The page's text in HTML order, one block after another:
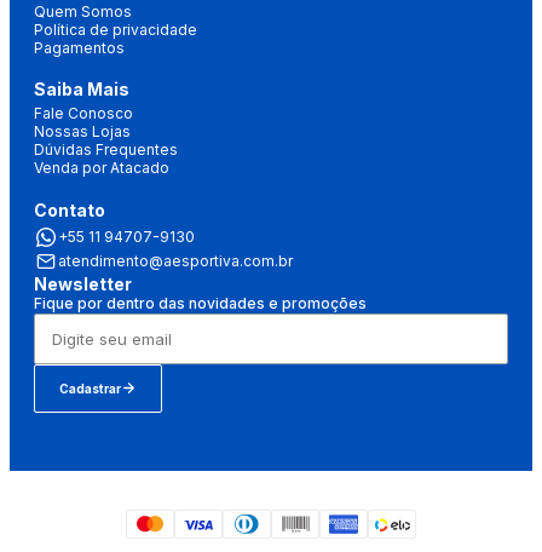
Quem Somos
Política de privacidade
Pagamentos
Saiba Mais
Fale Conosco
Nossas Lojas
Dúvidas Frequentes
Venda por Atacado
Contato
+55 11 94707-9130
atendimento@aesportiva.com.br
Newsletter
Fique por dentro das novidades e promoções
Cadastrar